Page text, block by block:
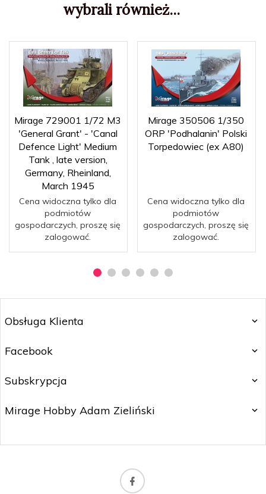
wybrali również...
Mirage 729001 1/72 M3
'General Grant' - 'Canal
Defence Light' Medium
Tank , late version,
Germany, Rheinland,
March 1945
Cena widoczna tylko dla
podmiotów
gospodarczych, proszę się
zalogować.
Mirage 350506 1/350
ORP 'Podhalanin' Polski
Torpedowiec (ex A80)
Cena widoczna tylko dla
podmiotów
gospodarczych, proszę się
zalogować.
Obsługa Klienta
Facebook
Subskrypcja
Mirage Hobby Adam Zieliński
marketing@mirage-hobby.pl